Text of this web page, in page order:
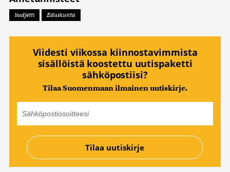
budjetti Eduskunta
Viidesti viikossa kiinnostavimmista
sisällöistä koostettu uutispaketti
sähköpostiisi?
Tilaa Suomenmaan ilmainen uutiskirje.